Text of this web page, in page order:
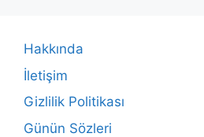
Hakkında
İletişim
Gizlilik Politikası
Günün Sözleri